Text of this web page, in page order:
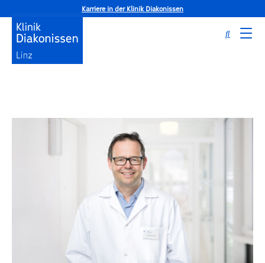
Karriere in der Klinik Diakonissen
Dr. Manfred Dichtl, MBA